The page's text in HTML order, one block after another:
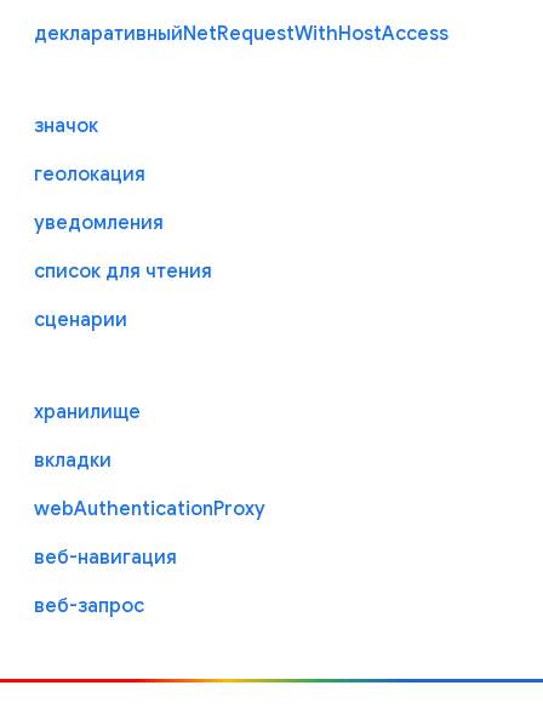
декларативныйNetRequestWithHostAccess
значок
геолокация
уведомления
список для чтения
сценарии
хранилище
вкладки
webAuthenticationProxy
веб-навигация
веб-запрос